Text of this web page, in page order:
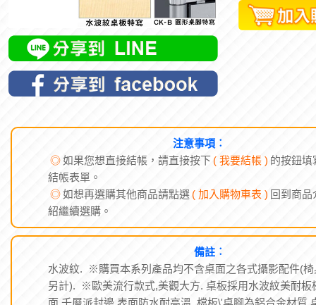
注意事項︰
如果您想直接結帳，請直接按下( 我要結帳 )
結帳表單。
◎如想再選購其他商品請點選
紹繼續選購。
備註︰
水波紋. ※購買本系列產品均不含桌面之各式攝影配件(椅
另計). ※歐美流行款式,美觀大方. 桌板採用水波紋美耐板
面,千層派封邊,表面防水耐高溫. 檔板\'桌腳為鋁合金材質,
利用橫條卡榫穩固接合. 桌板\'桌腳銜接處為鋁合金配件,